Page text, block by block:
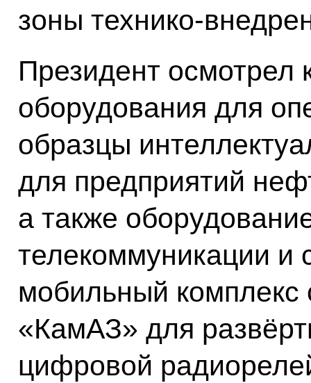
зоны технико-
Президент осмотрел
оборудования для
образцы
для предприятий
а также
телекоммуникации и
мобильный комплекс
«КамАЗ» для
цифровой